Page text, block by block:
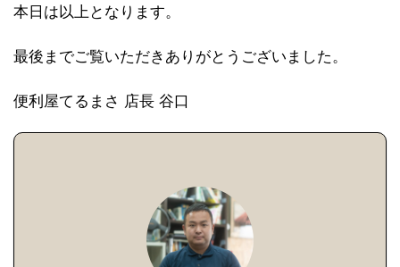
本日は以上となります。
最後までご覧いただきありがとうございました。
便利屋てるまさ 店長 谷口